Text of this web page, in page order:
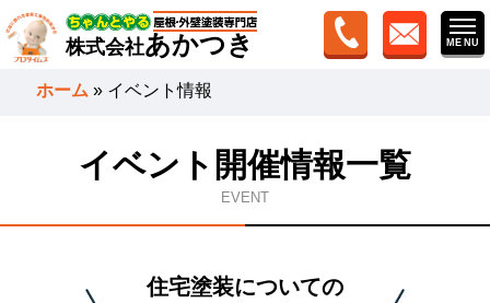
株式会社あかつき
ホーム » イベント情報
イベント開催情報一覧
EVENT
住宅塗装についての